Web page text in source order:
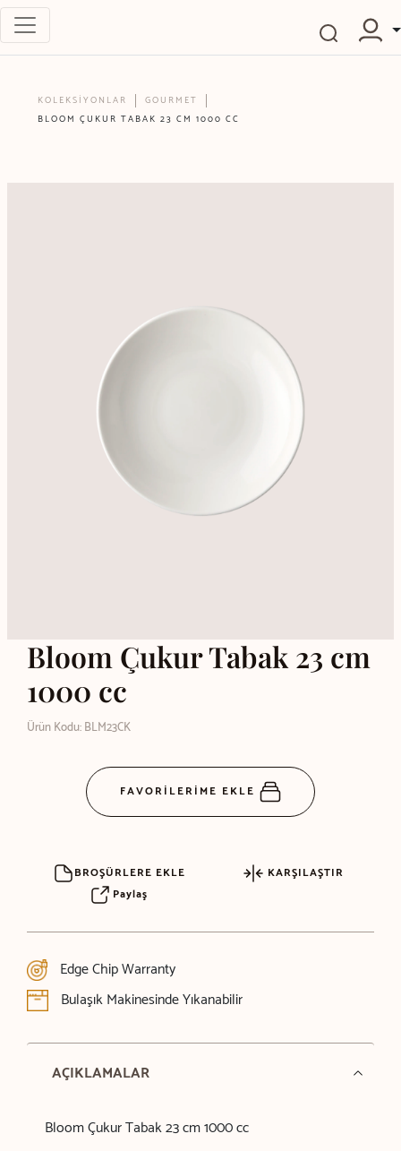
KOLEKSİYONLAR
GOURMET
BLOOM ÇUKUR TABAK 23 CM 1000 CC
Bloom Çukur Tabak 23 cm
1000 cc
Ürün Kodu: BLM23CK
FAVORİLERİME EKLE
BROŞÜRLERE EKLE
KARŞILAŞTIR
Paylaş
Edge Chip Warranty
Bulaşık Makinesinde Yıkanabilir
AÇIKLAMALAR
Bloom Çukur Tabak 23 cm 1000 cc